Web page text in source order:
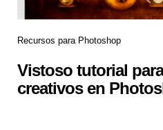
Recursos para Photoshop
Vistoso tutorial
creativos en